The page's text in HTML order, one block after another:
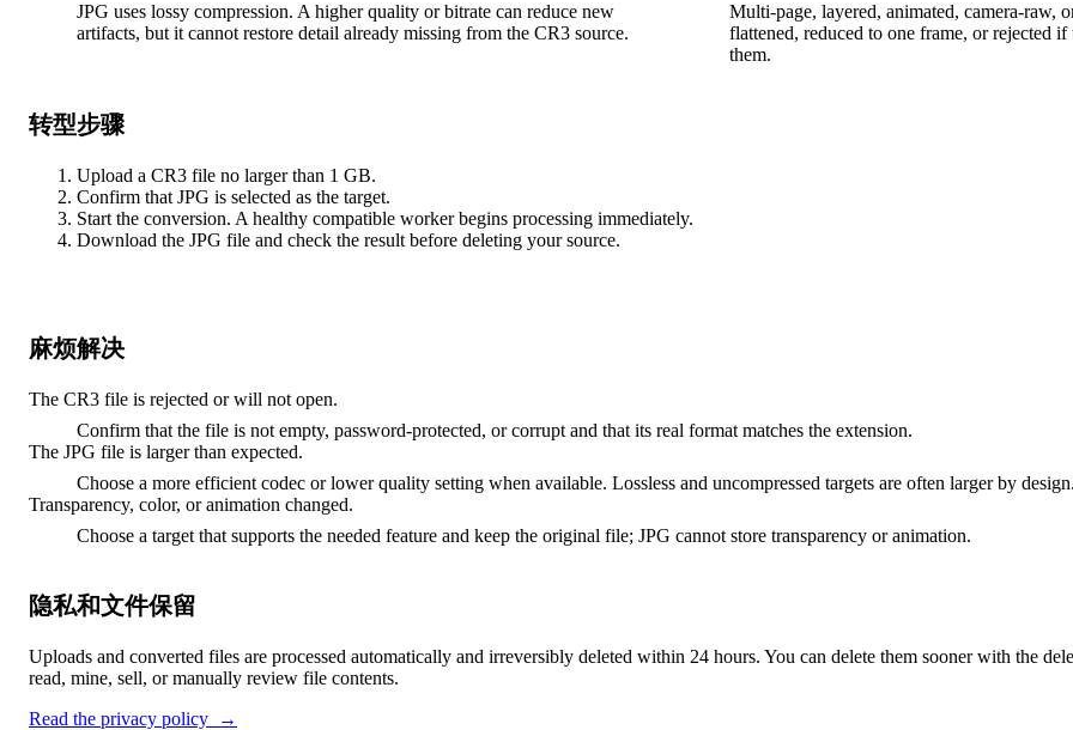
JPG uses lossy compression. A higher quality or bitrate can reduce new
artifacts, but it cannot restore detail already missing from the CR3 source.
Multi-page, layered, animated, camera-raw,
flattened, reduced to one frame, or rejected if
them.
转型步骤
Upload a CR3 file no larger than 1 GB.
Confirm that JPG is selected as the target.
Start the conversion. A healthy compatible worker begins processing immediately.
Download the JPG file and check the result before deleting your source.
麻烦解决
The CR3 file is rejected or will not open.
Confirm that the file is not empty, password-protected, or corrupt and that its real format matches the extension.
The JPG file is larger than expected.
Choose a more efficient codec or lower quality setting when available. Lossless and uncompressed targets are often larger by design.
Transparency, color, or animation changed.
Choose a target that supports the needed feature and keep the original file; JPG cannot store transparency or animation.
隐私和文件保留
Uploads and converted files are processed automatically and irreversibly deleted within 24 hours. You can delete them sooner with the
read, mine, sell, or manually review file contents.
Read the privacy policy
→